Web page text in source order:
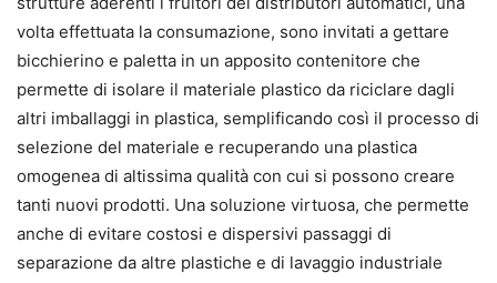
volta effettuata la consumazione, sono invitati a gettare
bicchierino e paletta in un apposito contenitore che
permette di isolare il materiale plastico da riciclare dagli
altri imballaggi in plastica, semplificando così il processo di
selezione del materiale e recuperando una plastica
omogenea di altissima qualità con cui si possono creare
tanti nuovi prodotti. Una soluzione virtuosa, che permette
anche di evitare costosi e dispersivi passaggi di
separazione da altre plastiche e di lavaggio industriale